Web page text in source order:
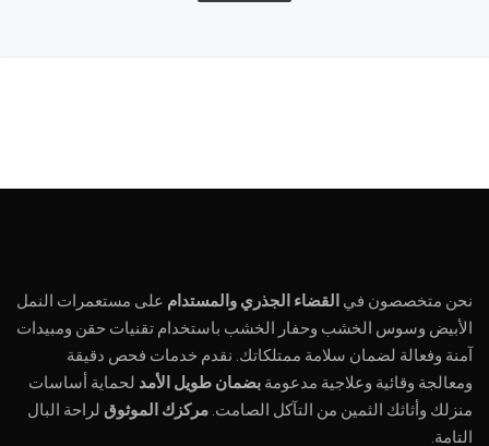
نحن متخصصون في القضاء الجذري والمستدام على مستعمرات النمل
الأبيض وسوس الخشب وحفار الخشب باستخدام تقنيات حقن ومبيدات
آمنة وفعالة لضمان سلامة ممتلكاتك. نقدم خدمات فحص دقيقة
ومعالجة وقائية وعلاجية مدعومة بضمان طويل الأمد لحماية أساسات
منزلك وأثاثك الثمين من التآكل الصامت. مركزك الموثوق لراحة البال
التامة.